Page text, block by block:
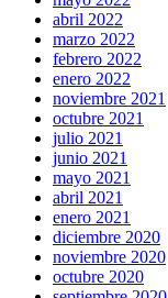
abril 2022
marzo 2022
febrero 2022
enero 2022
noviembre 2021
octubre 2021
julio 2021
junio 2021
mayo 2021
abril 2021
enero 2021
diciembre 2020
noviembre 2020
octubre 2020